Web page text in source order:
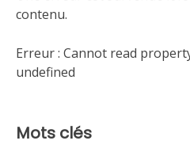
contenu.
Erreur : Cannot read
undefined
Mots clés